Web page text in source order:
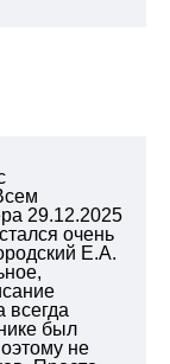
29.12.2025
очень
Е.А.
всегда
был
не